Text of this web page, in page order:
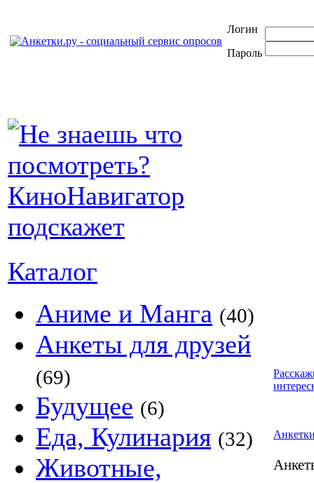
Логин
Пароль
Каталог
Аниме и Манга (40)
Анкеты для друзей
(69)
Будущее (6)
Еда, Кулинария (32)
Животные,